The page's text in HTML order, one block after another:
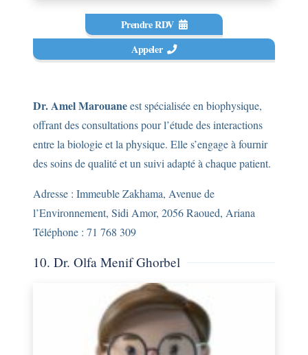
Prendre RDV
Appeler
Dr. Amel Marouaneest spécialisée en biophysique,
offrant des consultations pour l’étude des interactions
entre la biologie et la physique. Elle s’engage à fournir
des soins de qualité et un suivi adapté à chaque patient.
Adresse : Immeuble Zakhama, Avenue de
l’Environnement, Sidi Amor, 2056 Raoued, Ariana
Téléphone : 71 768 309
10. Dr. Olfa Menif Ghorbel